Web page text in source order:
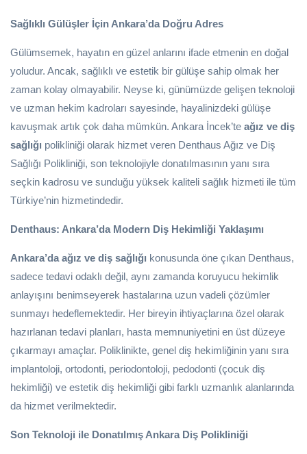
Sağlıklı Gülüşler İçin Ankara’da Doğru Adres
Gülümsemek, hayatın en güzel anlarını ifade etmenin en doğal
yoludur. Ancak, sağlıklı ve estetik bir gülüşe sahip olmak her
zaman kolay olmayabilir. Neyse ki, günümüzde gelişen teknoloji
ve uzman hekim kadroları sayesinde, hayalinizdeki gülüşe
kavuşmak artık çok daha mümkün. Ankara İncek’te ağız ve diş
sağlığı polikliniği olarak hizmet veren Denthaus Ağız ve Diş
Sağlığı Polikliniği, son teknolojiyle donatılmasının yanı sıra
seçkin kadrosu ve sunduğu yüksek kaliteli sağlık hizmeti ile tüm
Türkiye’nin hizmetindedir.
Denthaus: Ankara’da Modern Diş Hekimliği Yaklaşımı
Ankara’da ağız ve diş sağlığı konusunda öne çıkan Denthaus,
sadece tedavi odaklı değil, aynı zamanda koruyucu hekimlik
anlayışını benimseyerek hastalarına uzun vadeli çözümler
sunmayı hedeflemektedir. Her bireyin ihtiyaçlarına özel olarak
hazırlanan tedavi planları, hasta memnuniyetini en üst düzeye
çıkarmayı amaçlar. Poliklinikte, genel diş hekimliğinin yanı sıra
implantoloji, ortodonti, periodontoloji, pedodonti (çocuk diş
hekimliği) ve estetik diş hekimliği gibi farklı uzmanlık alanlarında
da hizmet verilmektedir.
Son Teknoloji ile Donatılmış Ankara Diş Polikliniği